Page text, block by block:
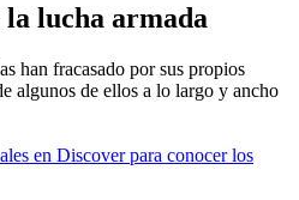
lucha armada
han fracasado por sus propios
algunos de ellos a lo largo y ancho
en Discover para conocer los